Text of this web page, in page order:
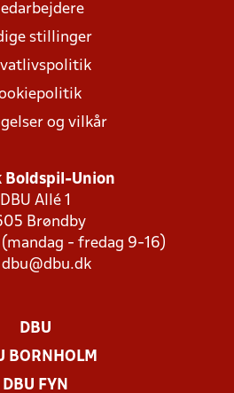
stillinger
og vilkår
Boldspil-Union
DBU Allé 1
Brøndby
(mandag - fredag 9-16)
dbu@dbu.dk
DBU
BORNHOLM
DBU FYN